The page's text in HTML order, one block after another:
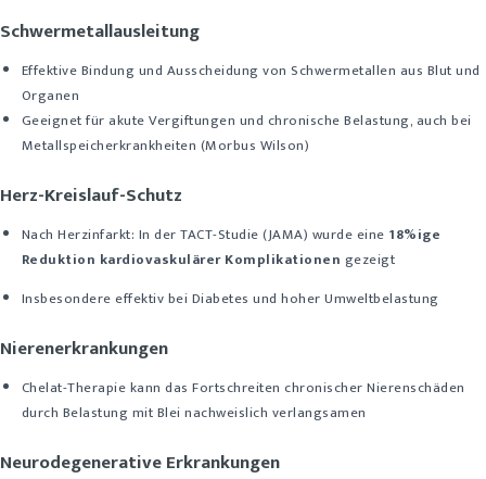
Schwermetallausleitung
Effektive Bindung und Ausscheidung von Schwermetallen aus Blut und
Organen
Geeignet für akute Vergiftungen und chronische Belastung, auch bei
Metallspeicherkrankheiten (Morbus Wilson)
Herz-Kreislauf-Schutz
Nach Herzinfarkt: In der TACT-Studie (JAMA) wurde eine 18%ige
Reduktion kardiovaskulärer Komplikationen gezeigt
Insbesondere effektiv bei Diabetes und hoher Umweltbelastung
Nierenerkrankungen
Chelat-Therapie kann das Fortschreiten chronischer Nierenschäden
durch Belastung mit Blei nachweislich verlangsamen
Neurodegenerative Erkrankungen